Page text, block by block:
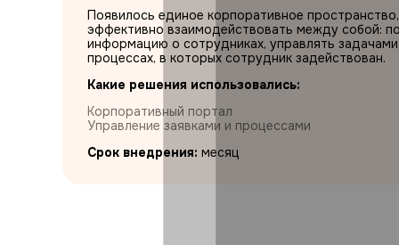
Появилось единое корпоративное
эффективно взаимодействовать между собой:
информацию о сотрудниках, управлять
процессах, в которых сотрудник задействован.
Какие решения использовались:
Корпоративный портал
Управление заявками и процессами
Срок внедрения: месяц